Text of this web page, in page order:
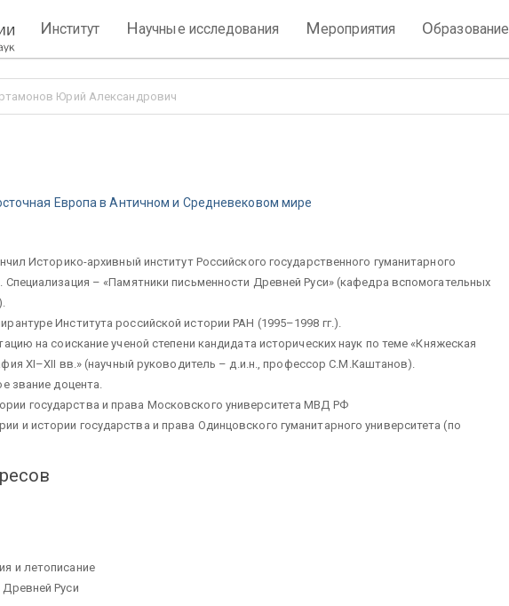
Институт Научные исследования Мероприятия Образование
Юрий Александрович
Европа в Античном и Средневековом мире
Историко-архивный институт Российского государственного гуманитарного
Специализация – «Памятники письменности Древней Руси» (кафедра вспомогательных
Института российской истории РАН (1995–1998 гг.).
на соискание ученой степени кандидата исторических наук по теме «Княжеская
XI–XII вв.» (научный руководитель – д.и.н., профессор С.М.Каштанов).
звание доцента.
государства и права Московского университета МВД РФ
и истории государства и права Одинцовского гуманитарного университета (по
и летописание
Руси